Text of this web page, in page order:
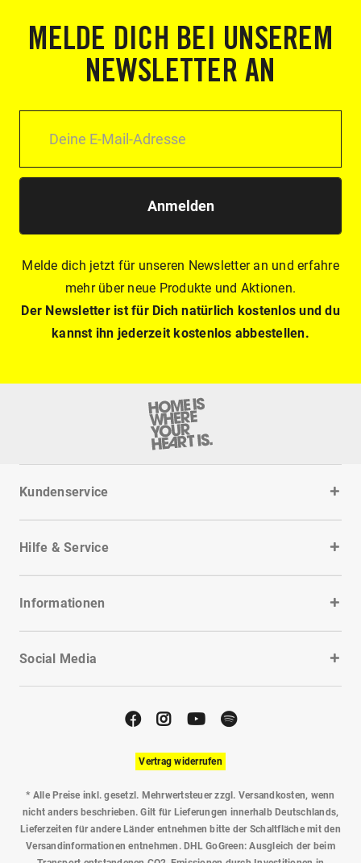
MELDE DICH BEI UNSEREM
NEWSLETTER AN
Anmelden
Melde dich jetzt für unseren Newsletter an und erfahre
mehr über neue Produkte und Aktionen.
Der Newsletter ist für Dich natürlich kostenlos und du
kannst ihn jederzeit kostenlos abbestellen.
Kundenservice
Hilfe & Service
Informationen
Social Media
Vertrag widerrufen
* Alle Preise inkl. gesetzl. Mehrwertsteuer zzgl. Versandkosten, wenn
nicht anders beschrieben. Gilt für Lieferungen innerhalb Deutschlands,
Lieferzeiten für andere Länder entnehmen bitte der Schaltfläche mit den
Versandinformationen entnehmen. DHL GoGreen: Ausgleich der beim